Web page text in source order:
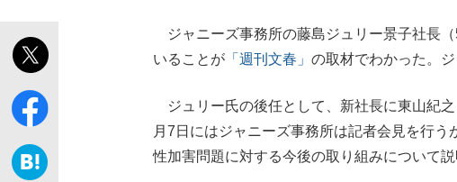
ジャニーズ事務所の藤島ジュリー景子社長
いることが 「週刊文春」 の取材でわかった。
ジュリー氏の後任として、新社長に東山紀之
月7日にはジャニーズ事務所は記者会見を行
性加害問題に対する今後の取り組みについて説